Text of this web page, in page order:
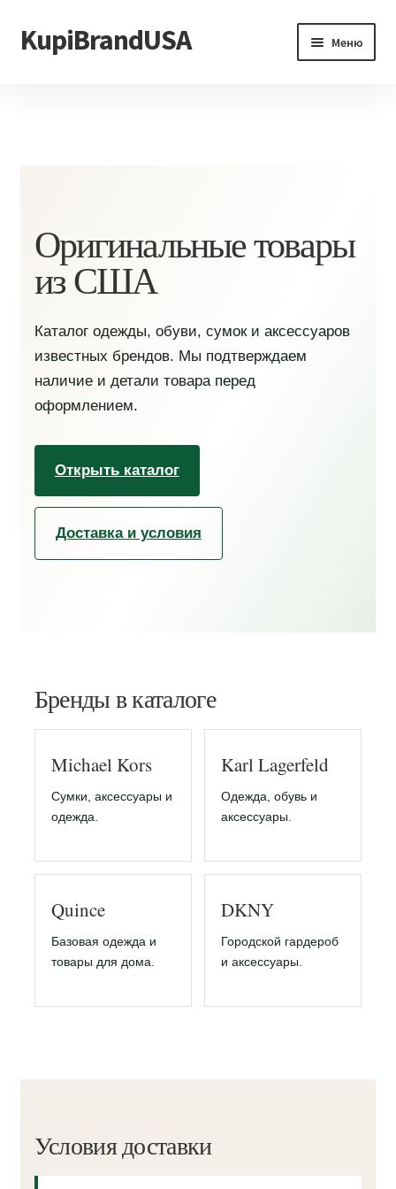
Перейти
к
Перейти
к
KupiBrandUSA Меню
Оригинальные товары
из США
Каталог одежды, обуви, сумок и аксессуаров
известных брендов. Мы подтверждаем
наличие и детали товара перед
оформлением.
Открыть каталог
Доставка и условия
Бренды в каталоге
Michael Kors
Сумки, аксессуары и
одежда.
Karl Lagerfeld
Одежда, обувь и
аксессуары.
Quince
Базовая одежда и
товары для дома.
DKNY
Городской гардероб
и аксессуары.
Условия доставки